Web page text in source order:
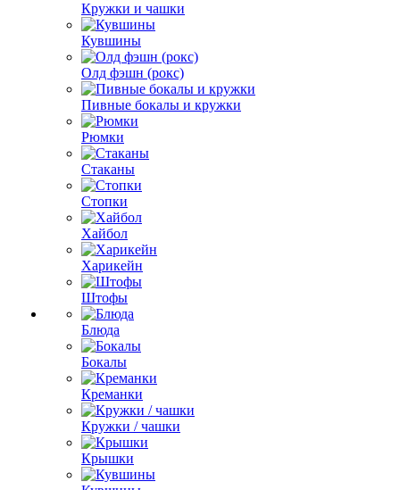
Кружки и чашки
Кувшины
Олд фэшн (рокс)
Пивные бокалы и кружки
Рюмки
Стаканы
Стопки
Хайбол
Харикейн
Штофы
Блюда
Бокалы
Креманки
Кружки / чашки
Крышки